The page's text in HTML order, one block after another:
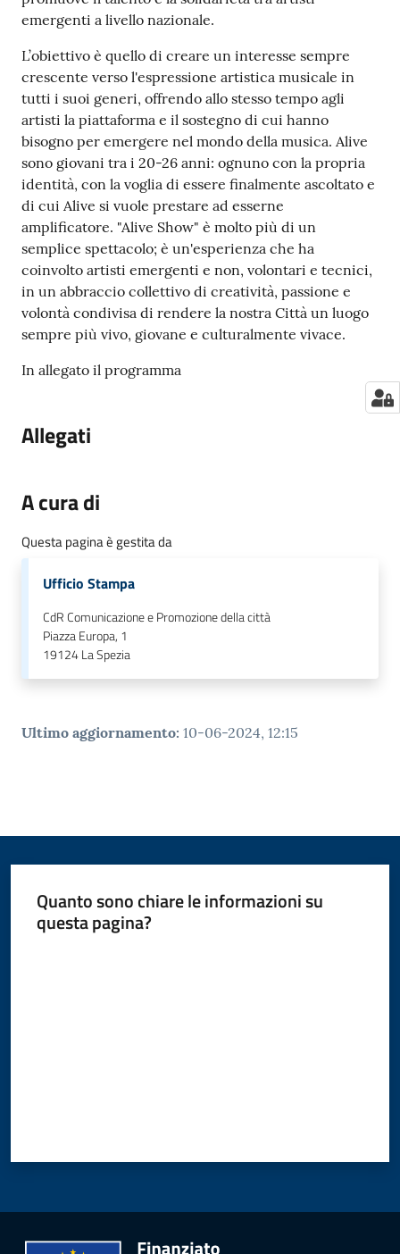
emergenti a livello nazionale.
L’obiettivo è quello di creare un interesse sempre
crescente verso l'espressione artistica musicale in
tutti i suoi generi, offrendo allo stesso tempo agli
artisti la piattaforma e il sostegno di cui hanno
bisogno per emergere nel mondo della musica. Alive
sono giovani tra i 20-26 anni: ognuno con la propria
identità, con la voglia di essere finalmente ascoltato e
di cui Alive si vuole prestare ad esserne
amplificatore. "Alive Show" è molto più di un
semplice spettacolo; è un'esperienza che ha
coinvolto artisti emergenti e non, volontari e tecnici,
in un abbraccio collettivo di creatività, passione e
volontà condivisa di rendere la nostra Città un luogo
sempre più vivo, giovane e culturalmente vivace.
In allegato il programma
Allegati
A cura di
Questa pagina è gestita da
Ufficio Stampa
CdR Comunicazione e Promozione della città
Piazza Europa, 1
19124La Spezia
Ultimo aggiornamento: 10-06-2024, 12:15
Quanto sono chiare le informazioni su
questa pagina?